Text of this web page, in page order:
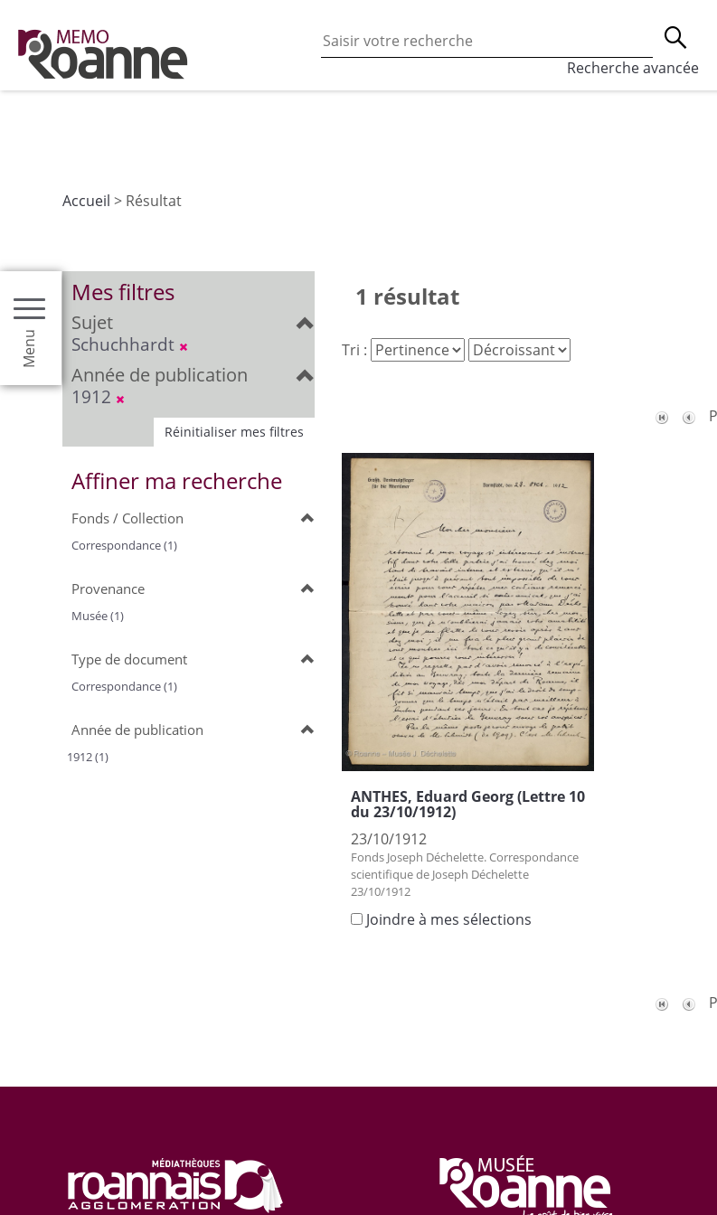
En poursuivant votre navigation sur ce site vous acceptez l’utilisation des cookies, qui sont utilisés à
les fonctionnalités de partages de contenu sur les réseaux sociaux.
Recherche avancée
Menu
Accueil > Résultat
Mes filtres
Sujet
Schuchhardt
Année de publication
1912
Réinitialiser mes filtres
Affiner ma recherche
Fonds / Collection
Correspondance (1)
Provenance
Musée (1)
Type de document
Correspondance (1)
Année de publication
1912 (1)
1 résultat
Tri :
ANTHES, Eduard Georg (Lettre 10
du 23/10/1912)
23/10/1912
Fonds Joseph Déchelette. Correspondance
scientifique de Joseph Déchelette
23/10/1912
Joindre à mes sélections